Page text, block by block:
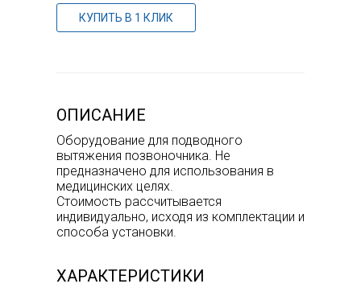
КУПИТЬ В 1 КЛИК
ОПИСАНИЕ
Оборудование для подводного
вытяжения позвоночника. Не
предназначено для использования в
медицинских целях.
Стоимость рассчитывается
индивидуально, исходя из комплектации и
способа установки.
ХАРАКТЕРИСТИКИ